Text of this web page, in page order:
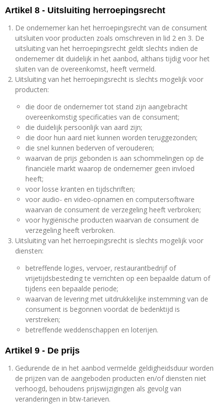
Artikel 8 - Uitsluiting herroepingsrecht
De ondernemer kan het herroepingsrecht van de consument
uitsluiten voor producten zoals omschreven in lid 2 en 3. De
uitsluiting van het herroepingsrecht geldt slechts indien de
ondernemer dit duidelijk in het aanbod, althans tijdig voor het
sluiten van de overeenkomst, heeft vermeld.
Uitsluiting van het herroepingsrecht is slechts mogelijk voor
producten:
die door de ondernemer tot stand zijn aangebracht
overeenkomstig specificaties van de consument;
die duidelijk persoonlijk van aard zijn;
die door hun aard niet kunnen worden teruggezonden;
die snel kunnen bederven of verouderen;
waarvan de prijs gebonden is aan schommelingen op de
financiële markt waarop de ondernemer geen invloed
heeft;
voor losse kranten en tijdschriften;
voor audio- en video-opnamen en computersoftware
waarvan de consument de verzegeling heeft verbroken;
voor hygiënische producten waarvan de consument de
verzegeling heeft verbroken.
Uitsluiting van het herroepingsrecht is slechts mogelijk voor
diensten:
betreffende logies, vervoer, restaurantbedrijf of
vrijetijdsbesteding te verrichten op een bepaalde datum of
tijdens een bepaalde periode;
waarvan de levering met uitdrukkelijke instemming van de
consument is begonnen voordat de bedenktijd is
verstreken;
betreffende weddenschappen en loterijen.
Artikel 9 - De prijs
Gedurende de in het aanbod vermelde geldigheidsduur worden
de prijzen van de aangeboden producten en/of diensten niet
verhoogd, behoudens prijswijzigingen als gevolg van
veranderingen in btw-tarieven.